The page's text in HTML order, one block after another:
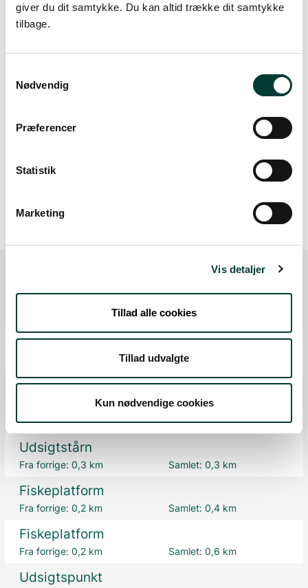
giver du dit samtykke. Du kan altid trække dit samtykke
tilbage.
Nødvendig
Præferencer
Statistik
Marketing
Vis detaljer
Tillad alle cookies
Tillad udvalgte
Kun nødvendige cookies
Ruten i detaljer
Start
Samlet:
P-plads
Fra forrige:0 km Samlet:0,0 km
Udsigtstårn
Fra forrige:0,3 km Samlet: 0,3 km
Fiskeplatform
Fra forrige:0,2 km Samlet: 0,4 km
Fiskeplatform
Fra forrige:0,2 km Samlet: 0,6 km
Udsigtspunkt